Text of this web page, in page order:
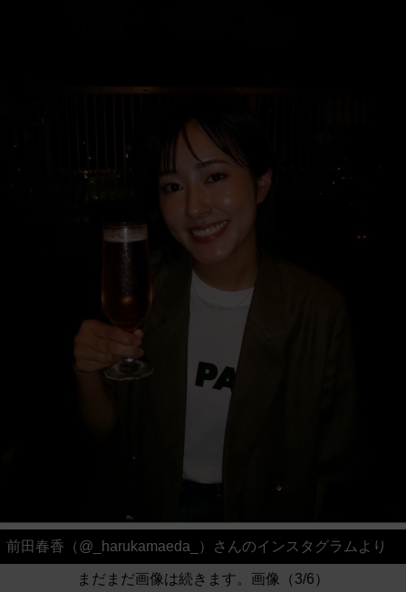
前田春香（@_harukamaeda_）さんのインスタグラムより
まだまだ画像は続きます。画像（3/6）